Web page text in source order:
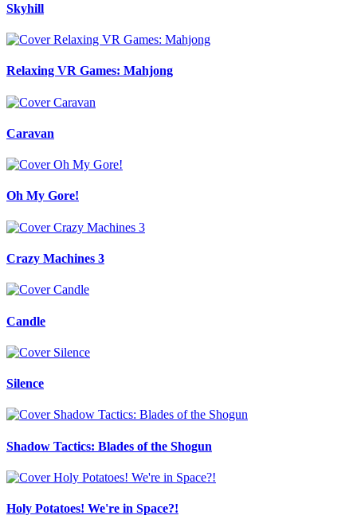
Skyhill
Relaxing VR Games: Mahjong
Caravan
Oh My Gore!
Crazy Machines 3
Candle
Silence
Shadow Tactics: Blades of the Shogun
Holy Potatoes! We're in Space?!